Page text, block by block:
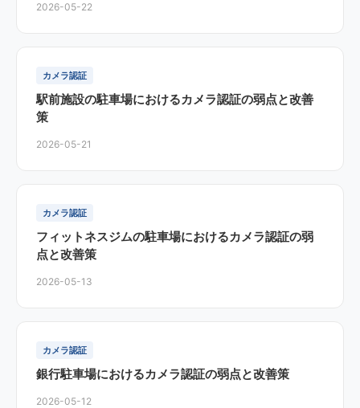
2026-05-22
カメラ認証
駅前施設の駐車場におけるカメラ認証の弱点と改善
策
2026-05-21
カメラ認証
フィットネスジムの駐車場におけるカメラ認証の弱
点と改善策
2026-05-13
カメラ認証
銀行駐車場におけるカメラ認証の弱点と改善策
2026-05-12